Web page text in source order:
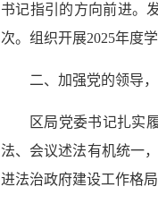
书记指引的方向前进。
次。组织开展2025年度
二、加强党的领导
区局党委书记扎实
法、会议述法有机统一
进法治政府建设工作格